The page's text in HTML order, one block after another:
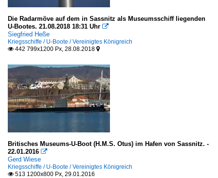
Die Radarmöve auf dem in Sassnitz als Museumsschiff liegenden
U-Bootes. 21.08.2018 18:31 Uhr 
Siegfried Heße
Kriegsschiffe / U-Boote / Vereinigtes Königreich
 442 799x1200 Px, 28.08.2018 
Britisches Museums-U-Boot (H.M.S. Otus) im Hafen von Sassnitz. -
22.01.2016 
Gerd Wiese
Kriegsschiffe / U-Boote / Vereinigtes Königreich
 513 1200x800 Px, 29.01.2016